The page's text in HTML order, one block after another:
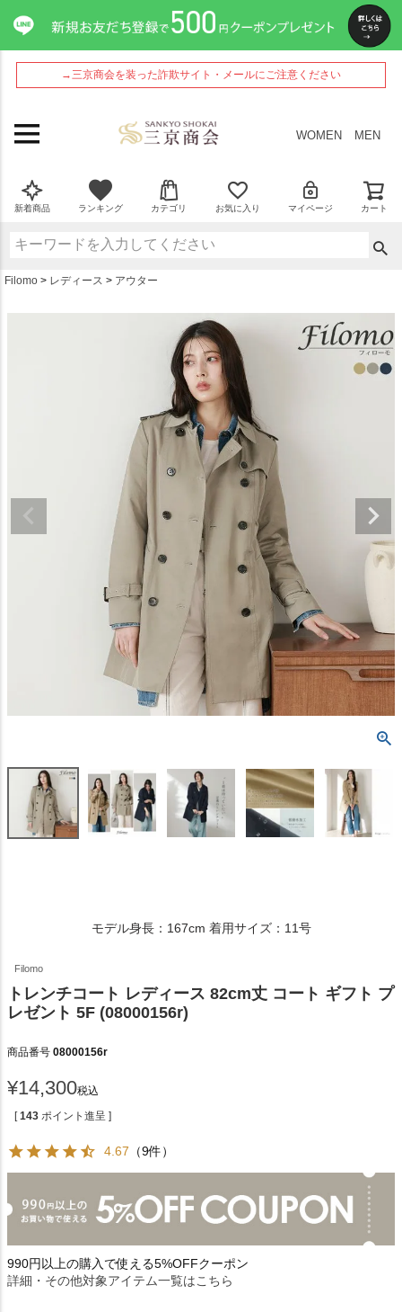
→三京商会を装った詐欺サイト・メールにご注意ください
WOMEN MEN
新着商品 ランキング カテゴリ お気に入り マイページ カート
Filomo レディース アウター
モデル身長：167cm 着用サイズ：11号
Filomo
トレンチコート レディース 82cm丈 コート ギフト プ
レゼント 5F (08000156r)
商品番号 08000156r
¥14,300税込
[ 143 ポイント進呈 ]
4.67 （9件）
990円以上の購入で使える5%OFFクーポン
詳細・その他対象アイテム一覧はこちら
ペー
ジト
ップ
へ